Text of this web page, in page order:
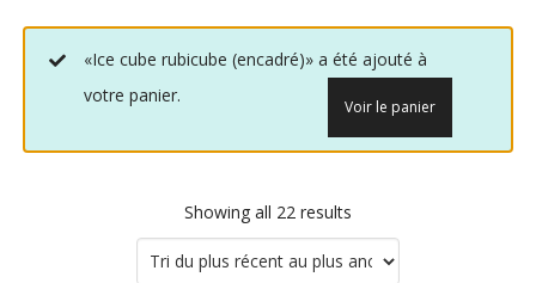
«Ice cube rubicube (encadré)» a été ajouté à
votre panier.
Voir le panier
Showing all 22 results